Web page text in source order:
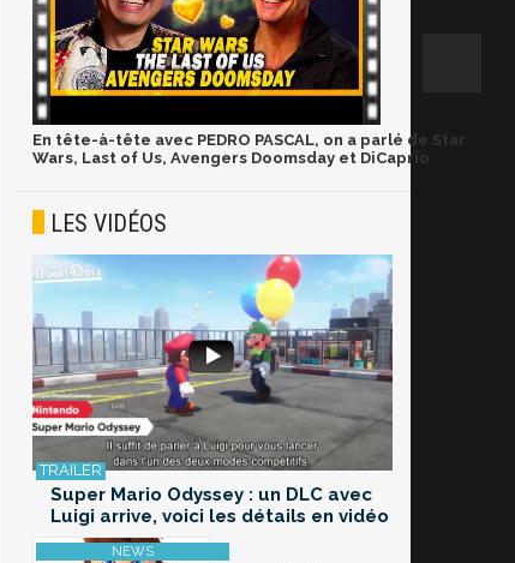
En tête-à-tête avec PEDRO PASCAL, on a parlé de Star
Wars, Last of Us, Avengers Doomsday et DiCaprio
LES VIDÉOS
Super Mario Odyssey : un DLC avec
Luigi arrive, voici les détails en vidéo